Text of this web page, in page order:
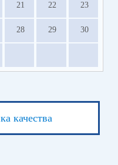
21 22 23
28 29 30
качества